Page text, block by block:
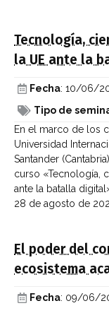
Tecnología,
la UE ante la
Fecha: 10/06/
Tipo de
En el marco de los
Universidad
Santander
curso «Tecnología,
ante la batalla
28 de agosto de
El poder del
ecosistema
Fecha: 09/06/